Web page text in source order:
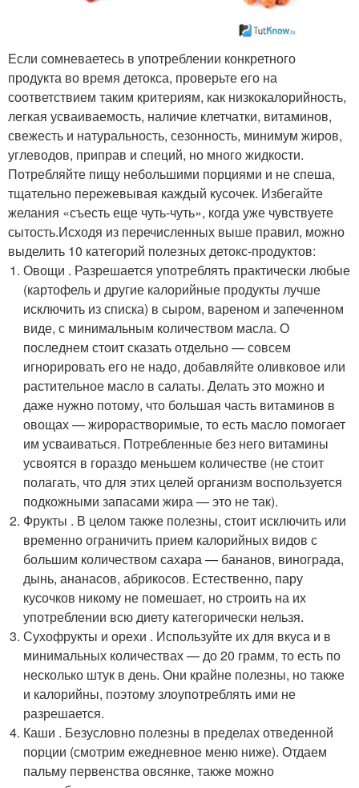
Если сомневаетесь в употреблении конкретного
продукта во время детокса, проверьте его на
соответствием таким критериям, как низкокалорийность,
легкая усваиваемость, наличие клетчатки, витаминов,
свежесть и натуральность, сезонность, минимум жиров,
углеводов, приправ и специй, но много жидкости.
Потребляйте пищу небольшими порциями и не спеша,
тщательно пережевывая каждый кусочек. Избегайте
желания «съесть еще чуть-чуть», когда уже чувствуете
сытость.Исходя из перечисленных выше правил, можно
выделить 10 категорий полезных детокс-продуктов:
Овощи . Разрешается употреблять практически любые
(картофель и другие калорийные продукты лучше
исключить из списка) в сыром, вареном и запеченном
виде, с минимальным количеством масла. О
последнем стоит сказать отдельно — совсем
игнорировать его не надо, добавляйте оливковое или
растительное масло в салаты. Делать это можно и
даже нужно потому, что большая часть витаминов в
овощах — жирорастворимые, то есть масло помогает
им усваиваться. Потребленные без него витамины
усвоятся в гораздо меньшем количестве (не стоит
полагать, что для этих целей организм воспользуется
подкожными запасами жира — это не так).
Фрукты . В целом также полезны, стоит исключить или
временно ограничить прием калорийных видов с
большим количеством сахара — бананов, винограда,
дынь, ананасов, абрикосов. Естественно, пару
кусочков никому не помешает, но строить на их
употреблении всю диету категорически нельзя.
Сухофрукты и орехи . Используйте их для вкуса и в
минимальных количествах — до 20 грамм, то есть по
несколько штук в день. Они крайне полезны, но также
и калорийны, поэтому злоупотреблять ими не
разрешается.
Каши . Безусловно полезны в пределах отведенной
порции (смотрим ежедневное меню ниже). Отдаем
пальму первенства овсянке, также можно